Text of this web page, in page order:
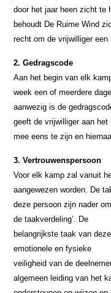
door het jaar heen zicht te
behoudt De Ruime Wind
recht om de vrijwilliger een
2. Gedragscode
Aan het begin van elk
week een of meerdere
aanwezig is de
geeft de vrijwilliger aan het
mee eens te zijn en
3. Vertrouwenspersoon
Voor elk kamp zal vanuit
aangewezen worden. De
deze persoon zijn nader
de taakverdeling’. De
belangrijkste taak van
emotionele en fysieke
veiligheid van de
algemeen leiding van het